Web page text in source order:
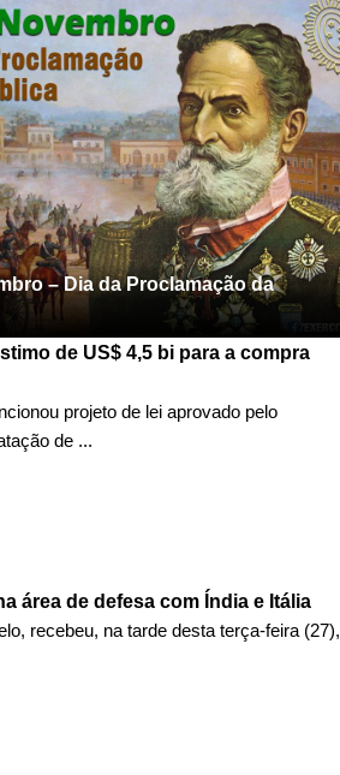
– Dia da Proclamação da
de US$ 4,5 bi para a compra
projeto de lei aprovado pelo
de ...
área de defesa com Índia e Itália
recebeu, na tarde desta terça-feira (27),